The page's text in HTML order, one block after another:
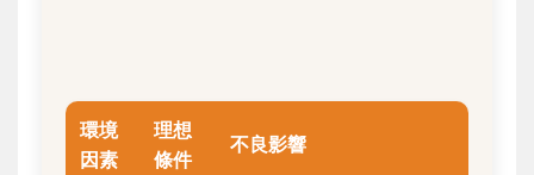
環境
因素
理想
條件
不良影響